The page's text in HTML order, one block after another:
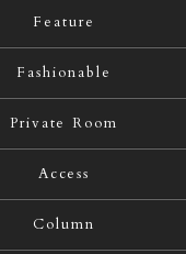
Feature
Fashionable
Private Room
Access
Column